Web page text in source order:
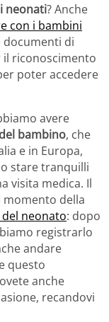
neonati? Anche
con i bambini
di
riconoscimento
poter accedere
avere
bambino, che
e in Europa,
stare tranquilli
visita medica. Il
momento della
neonato: dopo
registrarlo
andare
questo
anche
recandovi